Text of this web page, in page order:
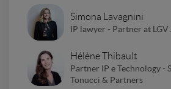
Simona Lavagnini
IP lawyer - Partner at
Hélène Thibault
Partner IP e Technology -
Tonucci & Partners